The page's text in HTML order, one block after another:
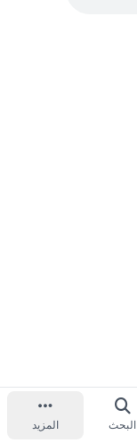
البحث المزيد